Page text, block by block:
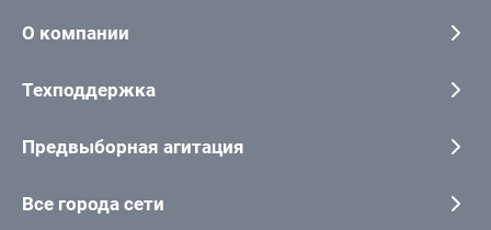
О компании
Техподдержка
Предвыборная агитация
Все города сети